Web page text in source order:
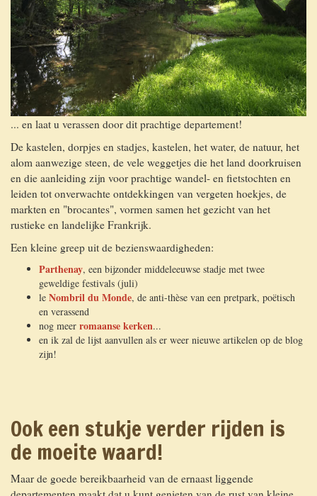
... en laat u verassen door dit prachtige departement!
De kastelen, dorpjes en stadjes, kastelen, het water, de natuur, het
alom aanwezige steen, de vele weggetjes die het land doorkruisen
en die aanleiding zijn voor prachtige wandel- en fietstochten en
leiden tot onverwachte ontdekkingen van vergeten hoekjes, de
markten en "brocantes", vormen samen het gezicht van het
rustieke en landelijke Frankrijk.
Een kleine greep uit de bezienswaardigheden:
Parthenay, een bijzonder middeleeuwse stadje met twee
geweldige festivals (juli)
le Nombril du Monde, de anti-thèse van een pretpark, poëtisch
en verassend
nog meer romaanse kerken...
en ik zal de lijst aanvullen als er weer nieuwe artikelen op de blog
zijn!
Ook een stukje verder rijden is
de moeite waard!
Maar de goede bereikbaarheid van de ernaast liggende